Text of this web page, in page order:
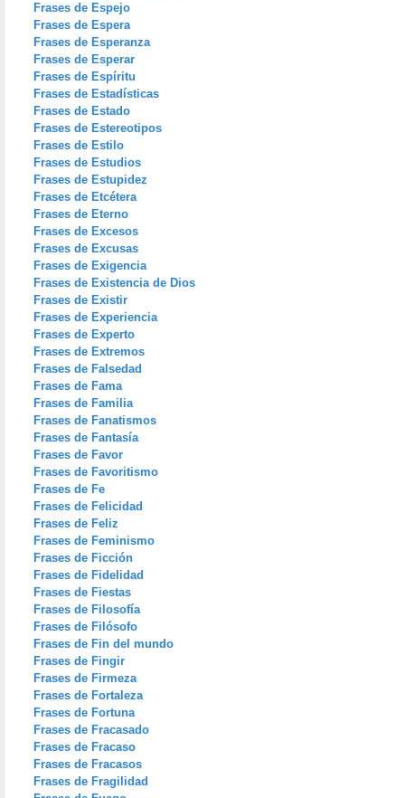
Frases de Espejo
Frases de Espera
Frases de Esperanza
Frases de Esperar
Frases de Espíritu
Frases de Estadísticas
Frases de Estado
Frases de Estereotipos
Frases de Estilo
Frases de Estudios
Frases de Estupidez
Frases de Etcétera
Frases de Eterno
Frases de Excesos
Frases de Excusas
Frases de Exigencia
Frases de Existencia de Dios
Frases de Existir
Frases de Experiencia
Frases de Experto
Frases de Extremos
Frases de Falsedad
Frases de Fama
Frases de Familia
Frases de Fanatismos
Frases de Fantasía
Frases de Favor
Frases de Favoritismo
Frases de Fe
Frases de Felicidad
Frases de Feliz
Frases de Feminismo
Frases de Ficción
Frases de Fidelidad
Frases de Fiestas
Frases de Filosofía
Frases de Filósofo
Frases de Fin del mundo
Frases de Fingir
Frases de Firmeza
Frases de Fortaleza
Frases de Fortuna
Frases de Fracasado
Frases de Fracaso
Frases de Fracasos
Frases de Fragilidad